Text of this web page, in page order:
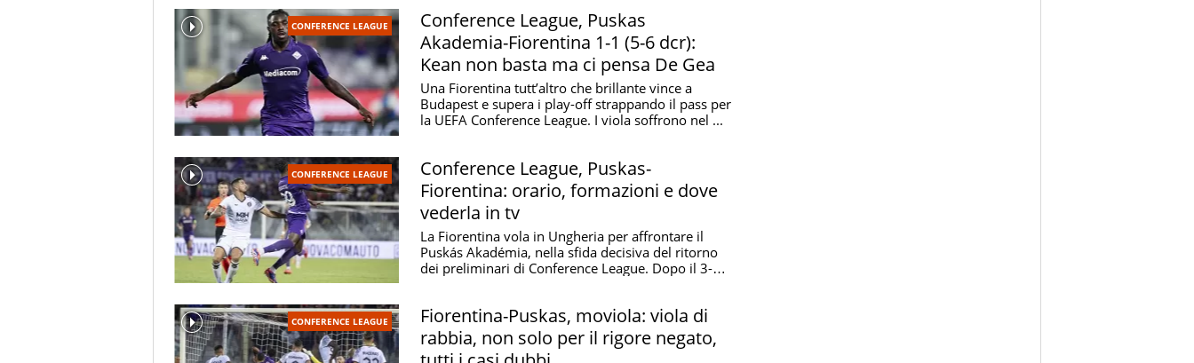
CONFERENCE LEAGUE
Conference League, Puskas
Akademia-Fiorentina 1-1 (5-6 dcr):
Kean non basta ma ci pensa De Gea
Una Fiorentina tutt’altro che brillante vince a
Budapest e supera i play-off strappando il pass per
la UEFA Conference League. I viola soffrono nel ...
CONFERENCE LEAGUE
Conference League, Puskas-
Fiorentina: orario, formazioni e dove
vederla in tv
La Fiorentina vola in Ungheria per affrontare il
Puskás Akadémia, nella sfida decisiva del ritorno
dei preliminari di Conference League. Dopo il 3-3
CONFERENCE LEAGUE
Fiorentina-Puskas, moviola: viola di
rabbia, non solo per il rigore negato,